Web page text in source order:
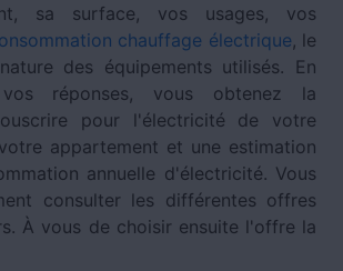
sa surface, vos usages, vos
chauffage électrique, le
des équipements utilisés. En
réponses, vous obtenez la
pour l'électricité de votre
appartement et une estimation
annuelle d'électricité. Vous
consulter les différentes offres
À vous de choisir ensuite l'offre la